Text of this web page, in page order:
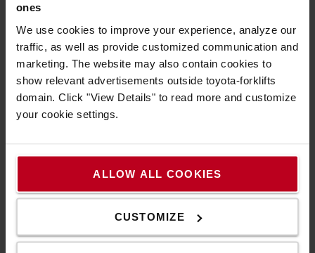
ones
We use cookies to improve your experience, analyze our
traffic, as well as provide customized communication and
marketing. The website may also contain cookies to
show relevant advertisements outside toyota-forklifts
domain. Click "View Details" to read more and customize
your cookie settings.
ALLOW ALL COOKIES
CUSTOMIZE
Inteligentné nabíjanie
Autopiloty môžu byť vybavené lítium-iónovými
batériami, ktoré sú o 30 % energeticky účinnejšie a
zároveň znižujú emisie CO2. Vďaka funkcii
automatického nabíjania sa vozíky môžu medzi
jednotlivými úlohami rýchlo nabíjať, a to bez potreby
Návratnosť investícií
Automatizácia logistiky optimalizuje tok materiálu a
zároveň minimalizuje poškodenie, čím šetrí čas a